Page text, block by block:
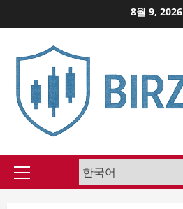
to
8월 9, 2026
Primary